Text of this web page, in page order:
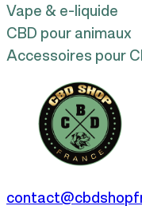
Vape & e-liquide
CBD pour animaux
Accessoires pour